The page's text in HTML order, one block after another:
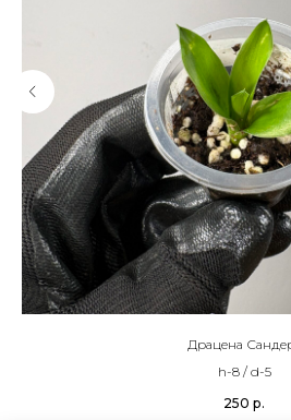
Драцена
h-8 / d-5
250 р.